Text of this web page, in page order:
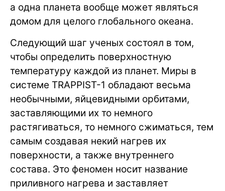
а одна планета вообще может являться
домом для целого глобального океана.
Следующий шаг ученых состоял в том,
чтобы определить поверхностную
температуру каждой из планет. Миры в
системе TRAPPIST-1 обладают весьма
необычными, яйцевидными орбитами,
заставляющими их то немного
растягиваться, то немного сжиматься, тем
самым создавая некий нагрев их
поверхности, а также внутреннего
состава. Это феномен носит название
приливного нагрева и заставляет